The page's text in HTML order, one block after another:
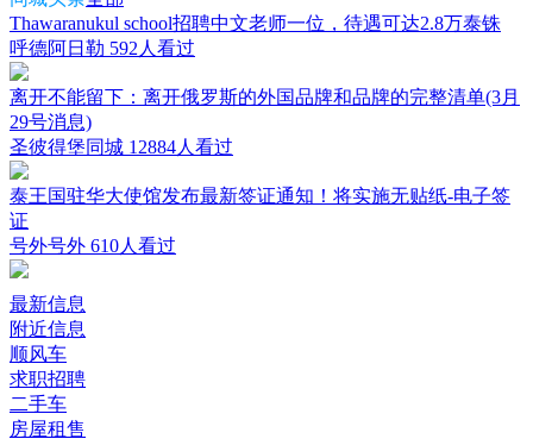
Thawaranukul school招聘中文老师一位，待遇可达2.8万泰铢
呼德阿日勒 592人看过
离开不能留下：离开俄罗斯的外国品牌和品牌的完整清单(3月
29号消息)
圣彼得堡同城 12884人看过
泰王国驻华大使馆发布最新签证通知！将实施无贴纸-电子签
证
号外号外 610人看过
最新信息
附近信息
顺风车
求职招聘
二手车
房屋租售